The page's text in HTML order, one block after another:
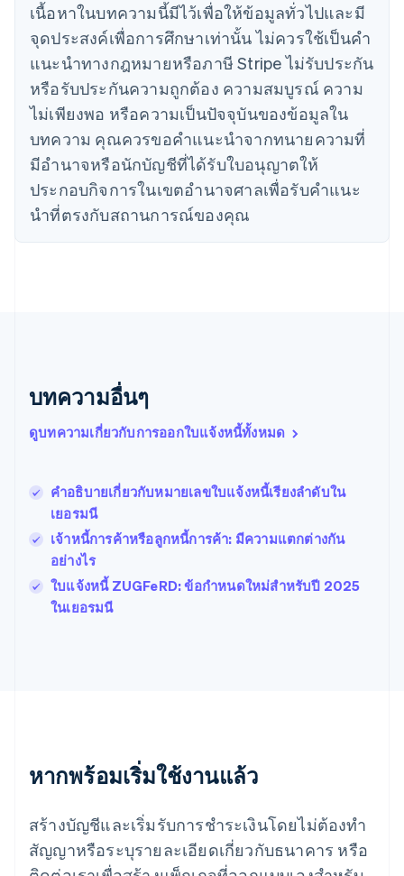
เนื้อหาในบทความนี้มีไว้เพื่อให้ข้อมูลทั่วไปและมี
จุดประสงค์เพื่อการศึกษาเท่านั้น ไม่ควรใช้เป็นคํา
แนะนําทางกฎหมายหรือภาษี Stripe ไม่รับประกัน
หรือรับประกันความถูกต้อง ความสมบูรณ์ ความ
ไม่เพียงพอ หรือความเป็นปัจจุบันของข้อมูลใน
บทความ คุณควรขอคําแนะนําจากทนายความที่
มีอํานาจหรือนักบัญชีที่ได้รับใบอนุญาตให้
ประกอบกิจการในเขตอํานาจศาลเพื่อรับคําแนะ
นําที่ตรงกับสถานการณ์ของคุณ
บทความอื่นๆ
ดูบทความเกี่ยวกับการออกใบแจ้งหนี้ทั้งหมด
คำอธิบายเกี่ยวกับหมายเลขใบแจ้งหนี้เรียงลําดับใน
เยอรมนี
เจ้าหนี้การค้าหรือลูกหนี้การค้า: มีความแตกต่างกัน
อย่างไร
ใบแจ้งหนี้ ZUGFeRD: ข้อกําหนดใหม่สําหรับปี 2025
ในเยอรมนี
หากพร้อมเริ่มใช้งานแล้ว
สร้างบัญชีและเริ่มรับการชำระเงินโดยไม่ต้องทำ
สัญญาหรือระบุรายละเอียดเกี่ยวกับธนาคาร หรือ
จีนแผ่นดินใหญ่
简体中文 English
ไซปรัส
English
ญี่ปุ่น
日本語 English
เดนมาร์ก
English
ไทย
นอร์เวย์
English
NederlandsFrançais
โปรตุเกส
PortuguêsEnglish
ฝรั่งเศส
Français
ฟินแลนด์
EnglishSvenska
มอลตา
English
มาเลเซีย
English
ลักเซมเบิร์ก
ลัตเวีย
English
ลิกเตนสไตน์